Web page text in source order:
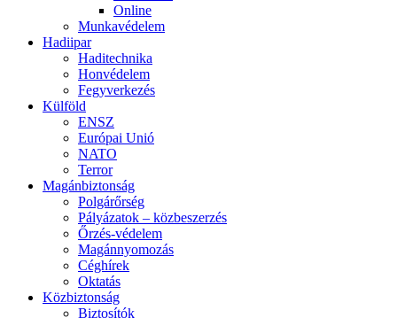
Online
Munkavédelem
Hadiipar
Haditechnika
Honvédelem
Fegyverkezés
Külföld
ENSZ
Európai Unió
NATO
Terror
Magánbiztonság
Polgárőrség
Pályázatok – közbeszerzés
Őrzés-védelem
Magánnyomozás
Céghírek
Oktatás
Közbiztonság
Biztosítók